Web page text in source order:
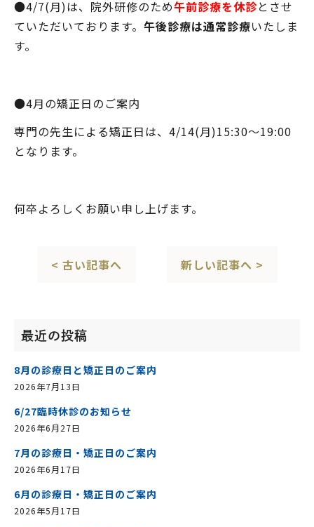
●4/7(月)は、院外研修のため午前診療を休診とさせ
ていただいております。 午後診療は通常診療いたしま
す。
●4月の矯正日のご案内
専門の先生による矯正日は、4/14(月)15:30～19:00
となります。
何卒よろしくお願い申し上げます。
< 古い記事へ 新しい記事へ >
最近の投稿
8月の診療日と矯正日のご案内
2026年7月13日
6/27臨時休診のお知らせ
2026年6月27日
7月の診療日・矯正日のご案内
2026年6月17日
6月の診療日・矯正日のご案内
2026年5月17日